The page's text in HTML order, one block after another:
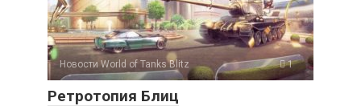
Новости World of Tanks Blitz 1
Ретротопия Блиц